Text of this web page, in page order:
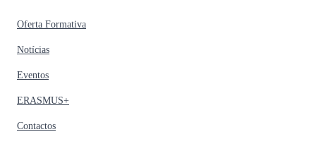
Oferta Formativa
Notícias
Eventos
ERASMUS+
Contactos